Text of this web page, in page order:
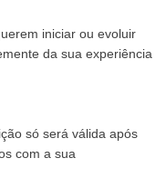
iniciar ou evoluir
da sua experiência
só será válida após
com a sua